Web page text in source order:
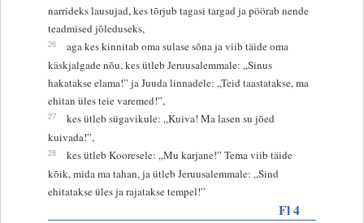
narrideks lausujad, kes tõrjub tagasi targad ja pöörab nende
teadmised jõleduseks,
26
aga kes kinnitab oma sulase sõna ja viib täide oma
käskjalgade nõu, kes ütleb Jeruusalemmale: „Sinus
hakatakse elama!” ja Juuda linnadele: „Teid taastatakse, ma
ehitan üles teie varemed!”,
27
kes ütleb sügavikule: „Kuiva! Ma lasen su jõed
kuivada!”,
28
kes ütleb Kooresele: „Mu karjane!” Tema viib täide
kõik, mida ma tahan, ja ütleb Jeruusalemmale: „Sind
ehitatakse üles ja rajatakse tempel!”
Fl 4